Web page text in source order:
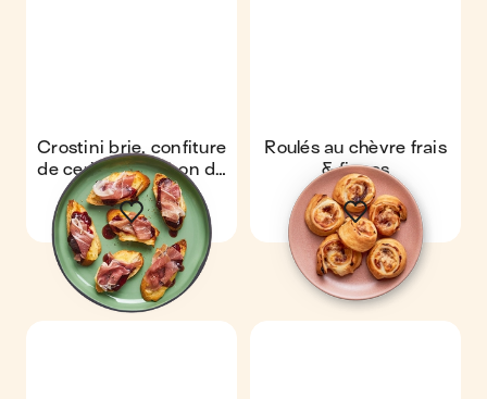
Crostini brie, confiture
de cerise & jambon de
parme
Roulés au chèvre frais
& figues